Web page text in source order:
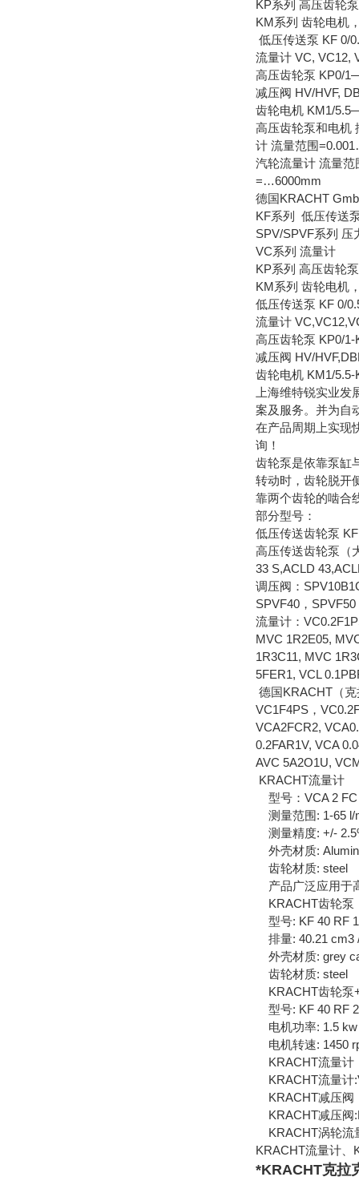
KP系列 高压齿轮
KM系列 齿轮电机
低压传送泵 KF 0/
流量计 VC, VC12,
高压齿轮泵 KP0/
减压阀 HV/HVF,
齿轮电机 KM1/
高压齿轮泵和电机
计 流量范围
汽轮流量计 流量
=…6000mm
德国KRACHT
KF系列 低压传送
SPV/SPVF系列 压
VC系列 流量计
KP系列 高压齿轮泵
KM系列 齿轮电机
低压传送泵 KF 0/
流量计
高压齿轮泵 KP0/1-
减压阀 HV/
齿轮电机 KM1/
上海维特锐实业
案及服务。并为自
在产品周期上实现
询！
齿轮泵是依靠泵缸
转动时，齿轮脱开
靠两个齿轮的啮合
部分型号：
低压传送齿轮泵
高压传送齿轮泵（
33 S,ACLD
调压阀：
SPVF40，
流量计：
MVC 1R2E05,
1R3C11, MVC
5FER1, VCL
德国KRACHT（
VC1F4PS，
VCA2FCR2,
0.2FAR1V, VCA
AVC 5A2O1U,
KRACHT流量计
型号：VCA 2
测量范围: 1-65
测量精度: +/-
外壳材质:
齿轮材质: steel
产品广泛应用于
KRACHT齿轮泵
型号: KF 40 RF
排量: 40.21 cm3
外壳材质: grey
齿轮材质: steel
KRACHT齿轮泵
型号: KF 40 RF
电机功率: 1.5 kw
电机转速: 1450
KRACHT流量计
KRACHT流量计
KRACHT减压阀
KRACHT减压阀
KRACHT涡轮流
KRACHT流量计、
*KRACHT克拉